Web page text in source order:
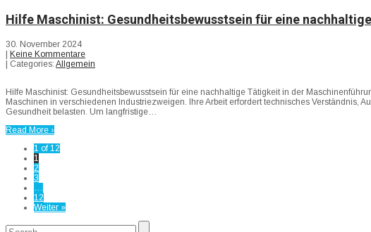
Hilfe Maschinist: Gesundheitsbewusstsein für eine
30. November 2024
| Keine Kommentare
| Categories: Allgemein
Hilfe Maschinist: Gesundheitsbewusstsein für eine nachhaltige Tätigkeit in der
Maschinen in verschiedenen Industriezweigen. Ihre Arbeit erfordert technisches Verständnis,
Gesundheit belasten. Um langfristige…
Read More ›
1 of 12
1
2
3
…
12
Weiter »